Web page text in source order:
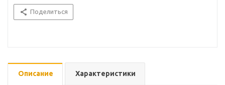
Поделиться
Описание Характеристики